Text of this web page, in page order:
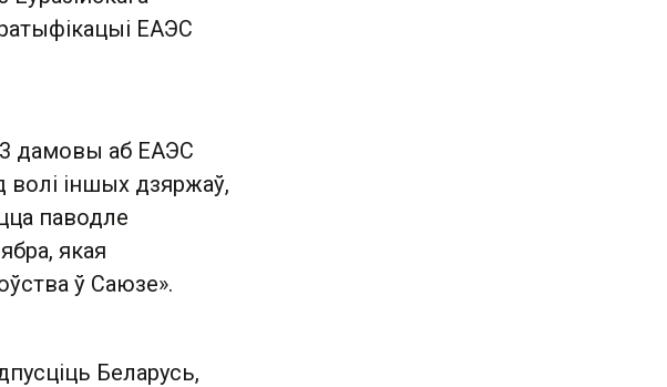
ЕАЭС
дамовы аб ЕАЭС
волі іншых дзяржаў,
паводле
якая
ў Саюзе».
Беларусь,